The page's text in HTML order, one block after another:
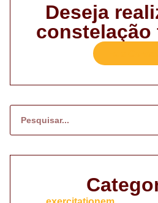
Deseja
constelação